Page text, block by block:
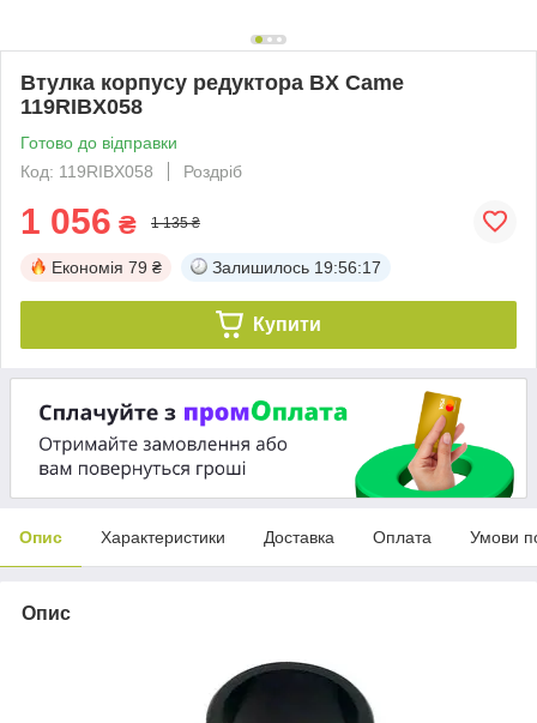
Втулка корпусу редуктора BX Came
119RIBX058
Готово до відправки
Код: 119RIBX058
Роздріб
1 056 ₴ 1 135 ₴
Економія 79 ₴ Залишилось 19:56:16
Купити
Опис Характеристики Доставка Оплата Умови
Опис